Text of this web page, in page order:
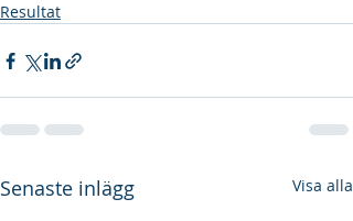
Resultat
Senaste inlägg Visa alla